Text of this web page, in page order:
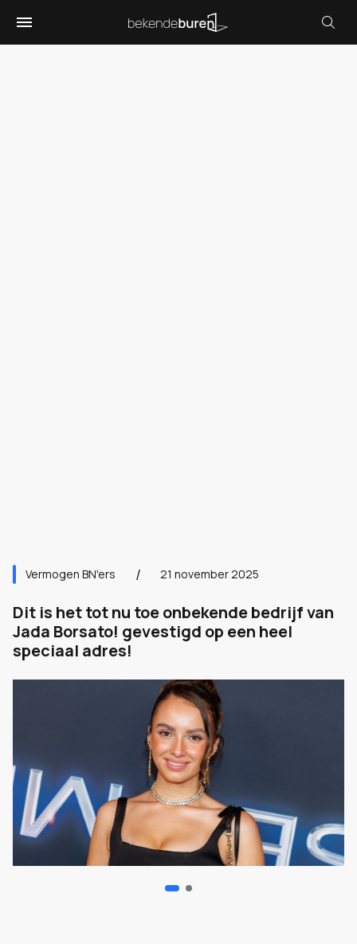
Vermogen BN'ers 21 november 2025
Dit is het tot nu toe onbekende bedrijf van
Jada Borsato! gevestigd op een heel
speciaal adres!